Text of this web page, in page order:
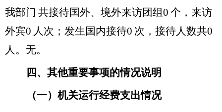
我部门 共接待国外、境外来访团组0 个，来访
外宾0 人次；发生国内接待0 次，接待人数共0
人。 无。
四、其他重要事项的情况说明
（一）机关运行经费支出情况